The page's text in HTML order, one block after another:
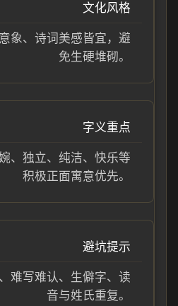
文化风格
象、诗词美感皆宜，避
免生硬堆砌。
字义重点
、独立、纯洁、快乐等
积极正面寓意优先。
避坑提示
难写难认、生僻字、读
音与姓氏重复。